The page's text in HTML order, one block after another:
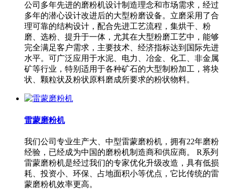
公司多年先进的磨粉机设计制造理念和市场需求，经过
多年的潜心设计改进后的大型粉磨设备。立磨采用了合
理可靠的结构设计，配合先进工艺流程，集烘干、粉
磨、选粉、提升于一体，尤其在大型粉磨工艺中，能够
完全满足客户需求，主要技术、经济指标达到国际先进
水平。可广泛应用于水泥、电力、冶金、化工、非金属
矿等行业，特别适用于各种矿石的大型制粉加工，将块
状、颗粒状及粉状原料磨成所要求的粉状物料。
雷蒙磨粉机
我们公司专业生产大、中型雷蒙磨粉机，拥有22年磨粉
经验，已经成为中国的磨粉机制造商和供应商。 R系列
雷蒙磨粉机是经过我们的专家优化升级改造，具有低损
耗、投资小、环保、占地面积小等优点，它比传统的雷
蒙磨粉机效率更高。